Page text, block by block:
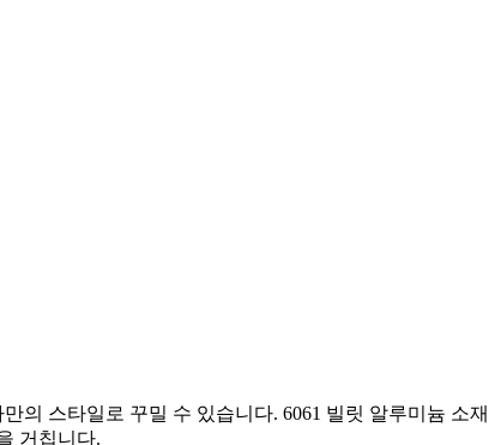
의 스타일로 꾸밀 수 있습니다. 6061 빌릿 알루미늄 소
거칩니다.